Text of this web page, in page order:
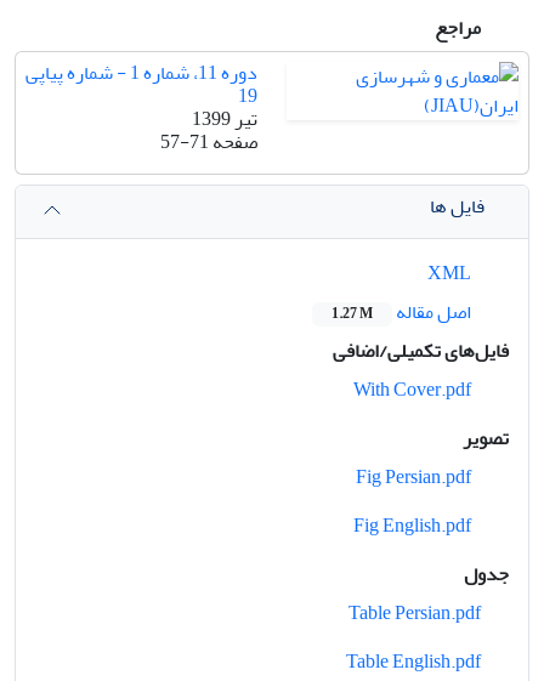
مراجع
دوره 11، شماره 1 - شماره پیاپی
19
تیر 1399
صفحه57-71
فایل ها
اصل مقاله
1.27 M
فایل‌های تکمیلی/اضافی
With Cover.pdf
تصویر
Fig Persian.pdf
Fig English.pdf
جدول
Table Persian.pdf
Table English.pdf